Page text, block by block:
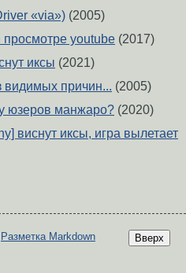
«via») (2005)
просмотре youtube (2017)
иксы (2021)
видимых причин... (2005)
юзеров манжаро? (2020)
виснут иксы, игра вылетает
Вверх
Разметка Markdown